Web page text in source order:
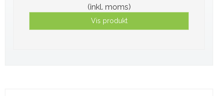
(inkl. moms)
Vis produkt